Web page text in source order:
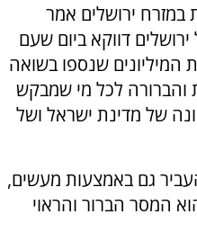
במזרח ירושלים אמר
של ירושלים דווקא ביום שעם
המיליונים שנספו בשואה
והברורה לכל מי שמבקש
של מדינת ישראל ושל
גם באמצעות מעשים,
המסר הברור והראוי